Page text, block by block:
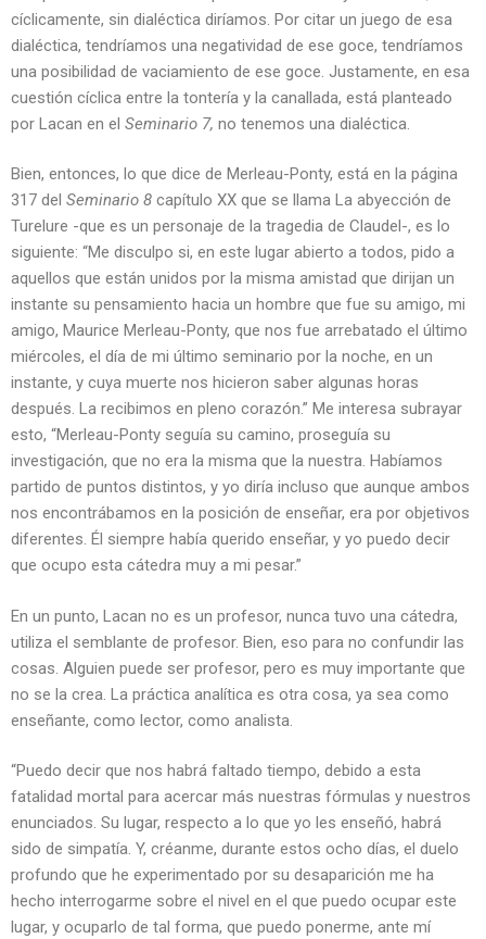
cíclicamente, sin dialéctica diríamos. Por citar un juego de esa
dialéctica, tendríamos una negatividad de ese goce, tendríamos
una posibilidad de vaciamiento de ese goce. Justamente, en esa
cuestión cíclica entre la tontería y la canallada, está planteado
por Lacan en el Seminario 7, no tenemos una dialéctica.
Bien, entonces, lo que dice de Merleau-Ponty, está en la página
317 del Seminario 8 capítulo XX que se llama La abyección de
Turelure -que es un personaje de la tragedia de Claudel-, es lo
siguiente: “Me disculpo si, en este lugar abierto a todos, pido a
aquellos que están unidos por la misma amistad que dirijan un
instante su pensamiento hacia un hombre que fue su amigo, mi
amigo, Maurice Merleau-Ponty, que nos fue arrebatado el último
miércoles, el día de mi último seminario por la noche, en un
instante, y cuya muerte nos hicieron saber algunas horas
después. La recibimos en pleno corazón.” Me interesa subrayar
esto, “Merleau-Ponty seguía su camino, proseguía su
investigación, que no era la misma que la nuestra. Habíamos
partido de puntos distintos, y yo diría incluso que aunque ambos
nos encontrábamos en la posición de enseñar, era por objetivos
diferentes. Él siempre había querido enseñar, y yo puedo decir
que ocupo esta cátedra muy a mi pesar.”
En un punto, Lacan no es un profesor, nunca tuvo una cátedra,
utiliza el semblante de profesor. Bien, eso para no confundir las
cosas. Alguien puede ser profesor, pero es muy importante que
no se la crea. La práctica analítica es otra cosa, ya sea como
enseñante, como lector, como analista.
“Puedo decir que nos habrá faltado tiempo, debido a esta
fatalidad mortal para acercar más nuestras fórmulas y nuestros
enunciados. Su lugar, respecto a lo que yo les enseñó, habrá
sido de simpatía. Y, créanme, durante estos ocho días, el duelo
profundo que he experimentado por su desaparición me ha
hecho interrogarme sobre el nivel en el que puedo ocupar este
lugar, y ocuparlo de tal forma, que puedo ponerme, ante mí